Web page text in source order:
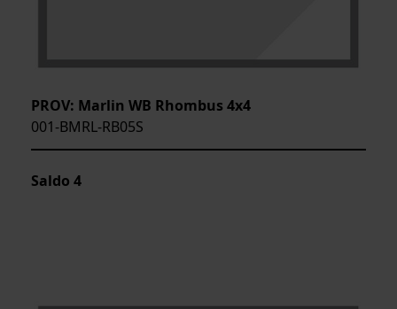
PROV: Marlin WB Rhombus 4x4
001-BMRL-RB05S
Saldo 4